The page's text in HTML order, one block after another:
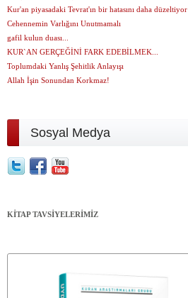
Kur'an piyasadaki Tevrat'ın bir hatasını daha düzeltiyor
Cehennemin Varlığını Unutmamalı
gafil kulun duası...
KUR`AN GERÇEĞİNİ FARK EDEBİLMEK...
Toplumdaki Yanlış Şehitlik Anlayışı
Allah İşin Sonundan Korkmaz!
Sosyal Medya
KİTAP TAVSİYELERİMİZ